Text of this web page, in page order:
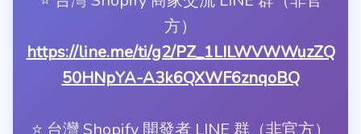
方）
https://line.me/ti/g2/PZ_1LILWVWWuzZQ
50HNpYA-A3k6QXWF6znqoBQ
⭐️ 台灣 Shopify 開發者 LINE 群（非官方）